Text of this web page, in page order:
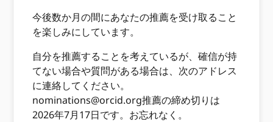
今後数か月の間にあなたの推薦を受け取ること
を楽しみにしています。
自分を推薦することを考えているが、確信が持
てない場合や質問がある場合は、次のアドレス
に連絡してください。
nominations@orcid.org推薦の締め切りは
2026年7月17日です。お忘れなく。